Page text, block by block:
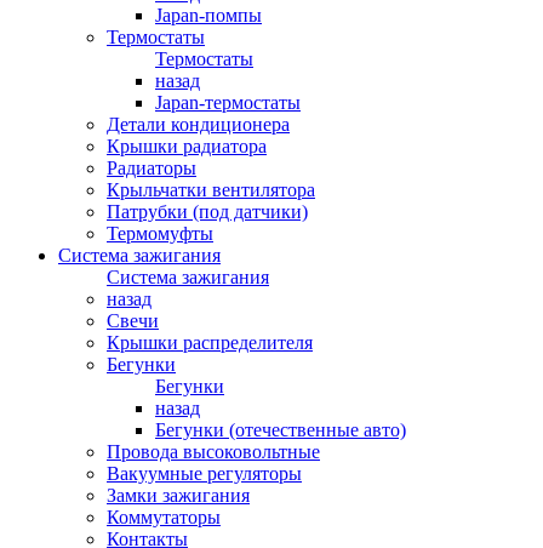
Japan-помпы
Термостаты
Термостаты
назад
Japan-термостаты
Детали кондиционера
Крышки радиатора
Радиаторы
Крыльчатки вентилятора
Патрубки (под датчики)
Термомуфты
Система зажигания
Система зажигания
назад
Свечи
Крышки распределителя
Бегунки
Бегунки
назад
Бегунки (отечественные авто)
Провода высоковольтные
Вакуумные регуляторы
Замки зажигания
Коммутаторы
Контакты